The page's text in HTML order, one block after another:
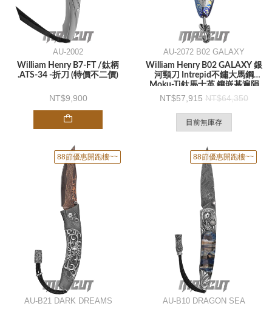
AU-2002
William Henry B7-FT /鈦柄
.ATS-34 -折刀 (特價不二價)
9,900
AU-2072 B02 GALAXY
William Henry B02 GALAXY 銀
河頸刀 Intrepid不鏽大馬鋼
Moku-Ti鈦馬士革 鑲嵌基遍隕
石 白鑽按鈕鎖 純銀鍊 -項鍊刀
57,915 64,350
目前無庫存
88節優惠開跑樓~~
AU-B21 DARK DREAMS
88節優惠開跑樓~~
AU-B10 DRAGON SEA